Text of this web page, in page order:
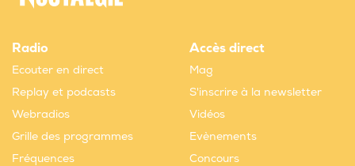
Radio
Ecouter en direct
Replay et podcasts
Webradios
Grille des programmes
Fréquences
Accès direct
Mag
S'inscrire à la newsletter
Vidéos
Evènements
Concours